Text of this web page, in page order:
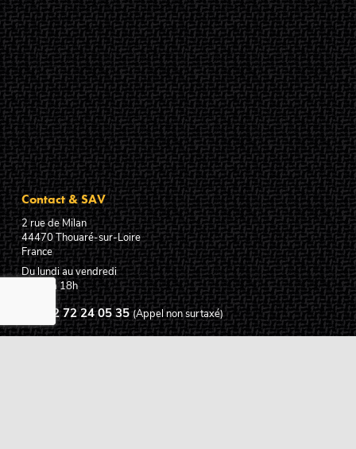
Contact & SAV
2 rue de Milan
44470Thouaré-sur-Loire
France
Du lundi au vendredi
De 9h à 18h
02 72 24 05 35 (Appel non surtaxé)